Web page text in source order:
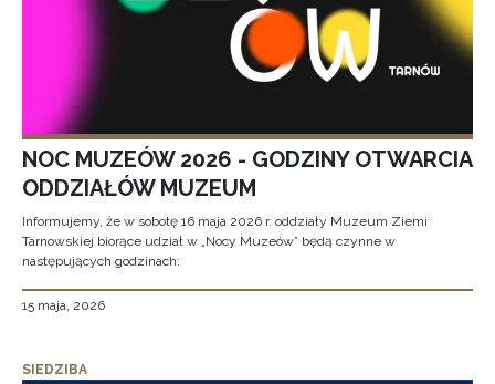
NOC MUZEÓW 2026 - GODZINY OTWARCIA
ODDZIAŁÓW MUZEUM
Informujemy, że w sobotę 16 maja 2026 r. oddziały Muzeum Ziemi
Tarnowskiej biorące udział w „Nocy Muzeów” będą czynne w
następujących godzinach:
15 maja, 2026
SIEDZIBA